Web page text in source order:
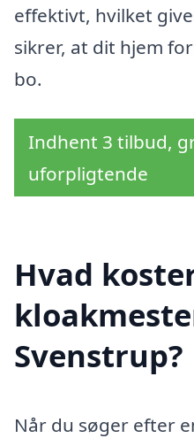
effektivt, hvilket
sikrer, at dit hjem
bo.
Indhent 3 tilbud,
uforpligtende
Hvad
Svenstrup?
Når du søger efter